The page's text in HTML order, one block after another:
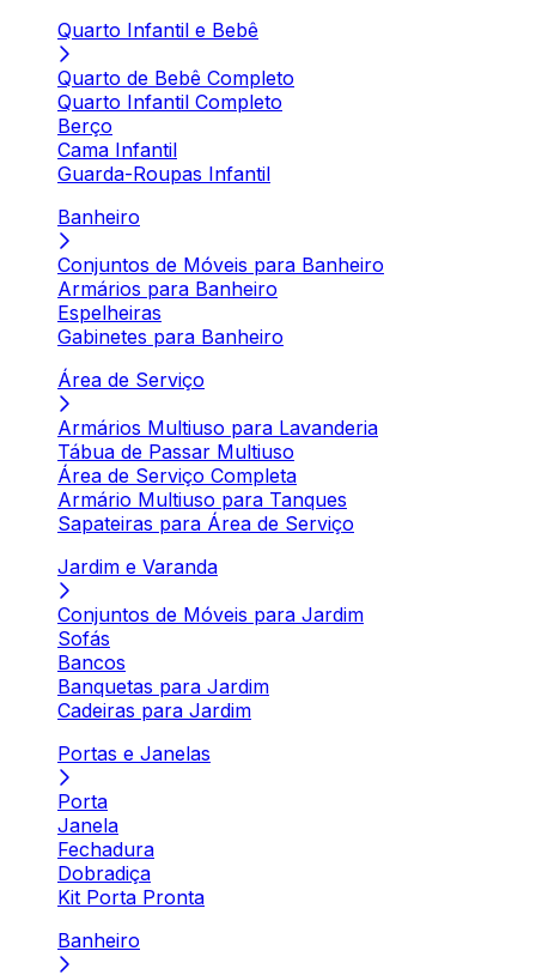
Quarto Infantil e Bebê
Quarto de Bebê Completo
Quarto Infantil Completo
Berço
Cama Infantil
Guarda-Roupas Infantil
Banheiro
Conjuntos de Móveis para Banheiro
Armários para Banheiro
Espelheiras
Gabinetes para Banheiro
Área de Serviço
Armários Multiuso para Lavanderia
Tábua de Passar Multiuso
Área de Serviço Completa
Armário Multiuso para Tanques
Sapateiras para Área de Serviço
Jardim e Varanda
Conjuntos de Móveis para Jardim
Sofás
Bancos
Banquetas para Jardim
Cadeiras para Jardim
Portas e Janelas
Porta
Janela
Fechadura
Dobradiça
Kit Porta Pronta
Banheiro